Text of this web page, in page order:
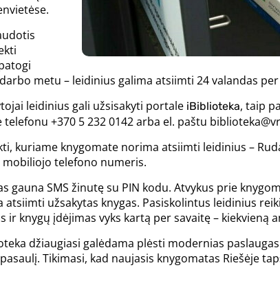
metu – leidinius galima atsiimti 24 valandas
leidinius gali užsisakyti portale iBiblioteka, taip
+370 5 232 0142 arba el. paštu
kuriame knygomate norima atsiimti leidinius –
mobiliojo telefono numeris.
gauna SMS žinutę su PIN kodu. Atvykus prie
užsakytas knygas. Pasiskolintus leidinius
ir knygų įdėjimas vyks kartą per savaitę – kiekvieną
džiaugiasi galėdama plėsti modernias
Tikimasi, kad naujasis knygomatas Riešėje